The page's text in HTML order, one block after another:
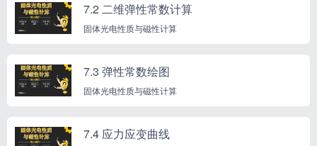
7.2 二维弹性常数计算
固体光电性质与磁性计算
7.3 弹性常数绘图
固体光电性质与磁性计算
7.4 应力应变曲线